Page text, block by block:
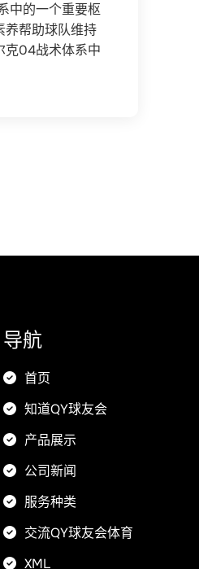
中的一个重要枢
养帮助球队维持
克04战术体系中
导航
首页
知道QY球友会
产品展示
公司新闻
服务种类
交流QY球友会体育
XML